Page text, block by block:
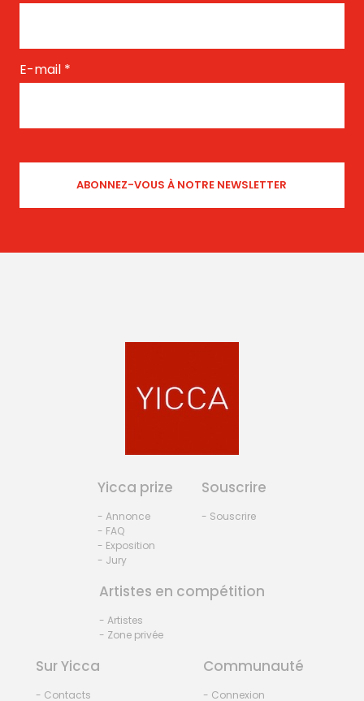
E-mail *
Yicca prize
- Annonce
- FAQ
- Exposition
- Jury
Souscrire
- Souscrire
Artistes en compétition
- Artistes
- Zone privée
Sur Yicca
- Contacts
Communauté
- Connexion